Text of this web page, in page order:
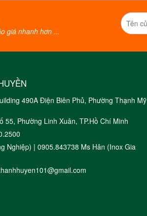
giá nhanh hơn ...
490A Điện Biên Phủ, Phường Thạnh Mỹ
Phường Linh Xuân, TP.Hồ Chí Minh
Nghiệp) | 0905.843738 Ms Hân (Inox Gia